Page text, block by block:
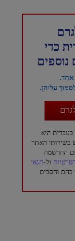
נוספים
אחד.
עליהן.
*ההרשמה לערוץ הטלגרם של חדשות NTD בעברית היא
בשירותי האתר
ההרשמה
ול-תנאי
בהם והסכים